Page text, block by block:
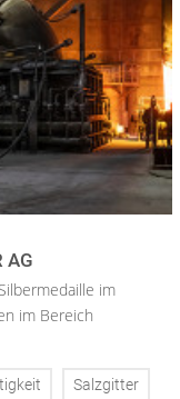
AG
im
im Bereich
Salzgitter